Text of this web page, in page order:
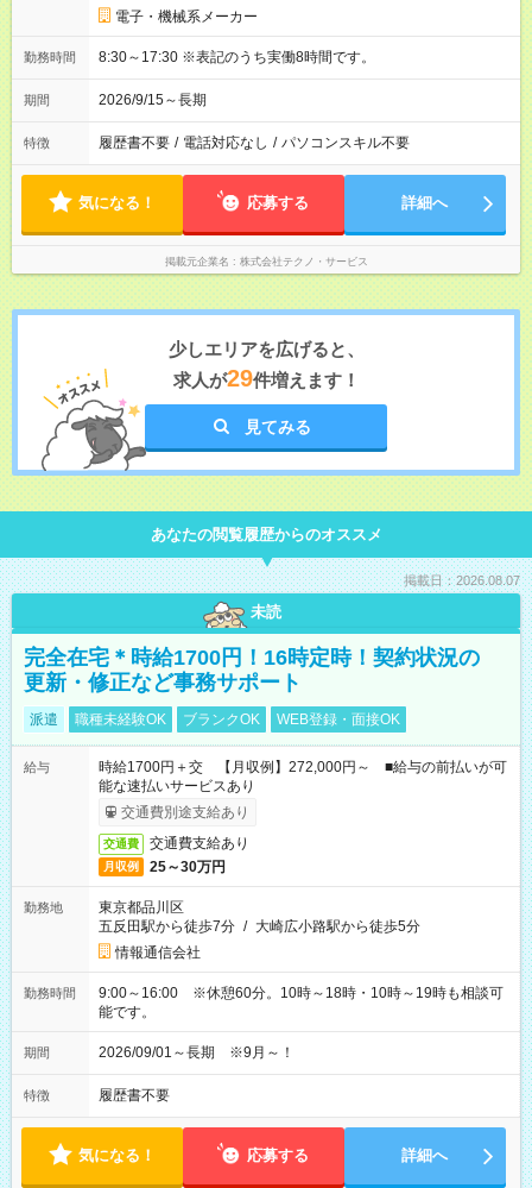
電子・機械系メーカー
勤務時間 8:30～17:30 ※表記のうち実働8時間です。
期間 2026/9/15～長期
特徴 履歴書不要 / 電話対応なし / パソコンスキル不要
気になる！ 応募する 詳細へ
掲載元企業名 株式会社テクノ・サービス
少しエリアを広げると、
求人が29件増えます！
見てみる
あなたの閲覧履歴からのオススメ
掲載日：2026.08.07
未読
完全在宅＊時給1700円！16時定時！契約状況の
更新・修正など事務サポート
派遣 職種未経験OK ブランクOK WEB登録・面接OK
給与
時給1700円＋交 【月収例】272,000円～ ■給与の前払いが可
能な速払いサービスあり
交通費別途支給あり
交通費 交通費支給あり
月収例 25～30万円
勤務地
東京都品川区
五反田駅から徒歩7分 / 大崎広小路駅から徒歩5分
情報通信会社
勤務時間
9:00～16:00 ※休憩60分。10時～18時・10時～19時も相談可
能です。
期間 2026/09/01～長期 ※9月～！
特徴 履歴書不要
気になる！ 応募する 詳細へ